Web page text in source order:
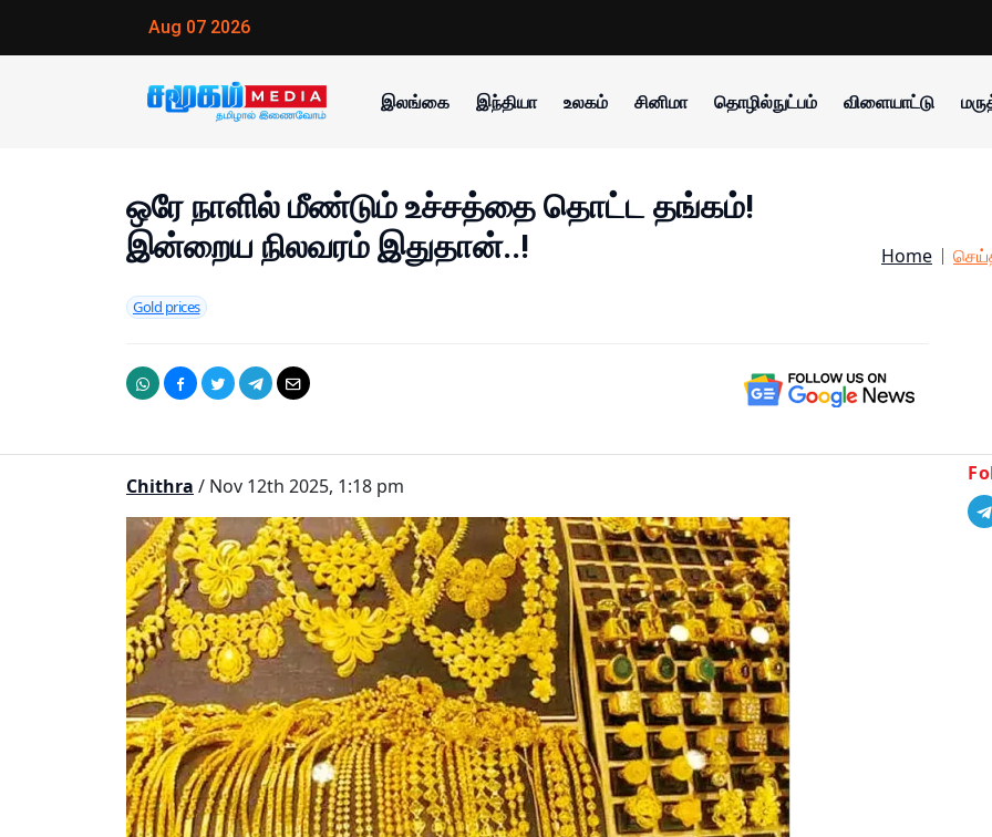
Aug 07 2026
இலங்கை இந்தியா உலகம் சினிமா தொழில்நுட்பம் விளையாட்டு
ஒரே நாளில் மீண்டும் உச்சத்தை தொட்ட தங்கம்!
இன்றைய நிலவரம் இதுதான்..!
Gold prices
Home
Chithra / Nov 12th 2025, 1:18 pm